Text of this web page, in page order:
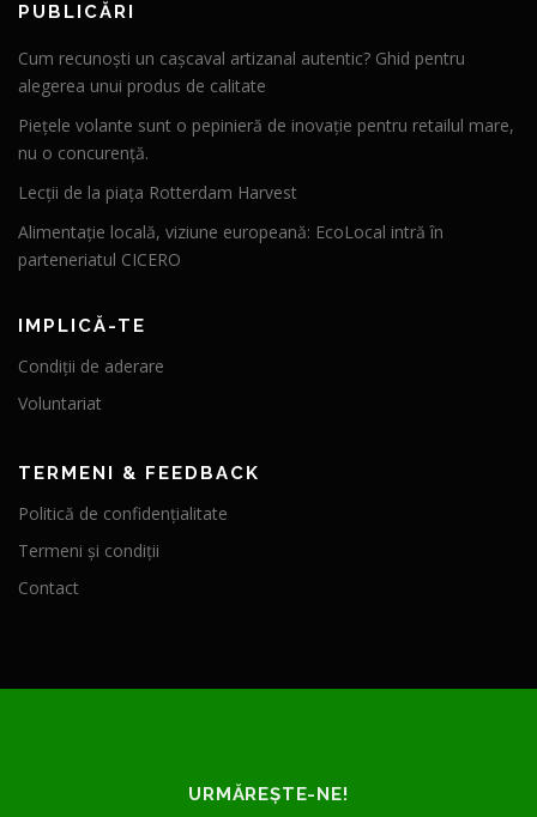
PUBLICĂRI
Cum recunoști un cașcaval artizanal autentic? Ghid pentru
alegerea unui produs de calitate
Piețele volante sunt o pepinieră de inovație pentru retailul mare,
nu o concurență.
Lecții de la piața Rotterdam Harvest
Alimentație locală, viziune europeană: EcoLocal intră în
parteneriatul CICERO
IMPLICĂ-TE
Condiții de aderare
Voluntariat
TERMENI & FEEDBACK
Politică de confidențialitate
Termeni și condiții
Contact
URMĂREȘTE-NE!